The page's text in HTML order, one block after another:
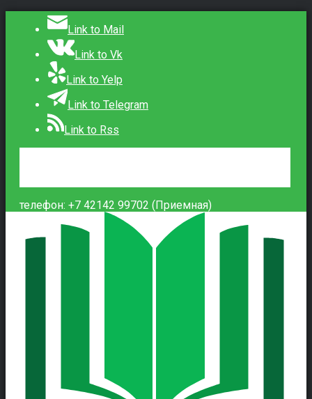
Link to Mail
Link to Vk
Link to Yelp
Link to Telegram
Link to Rss
телефон: +7 42142 99702 (Приемная)